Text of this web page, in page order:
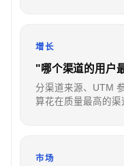
增长
"哪个渠道的用户
分渠道来源、UTM
算花在质量最高的渠
市场